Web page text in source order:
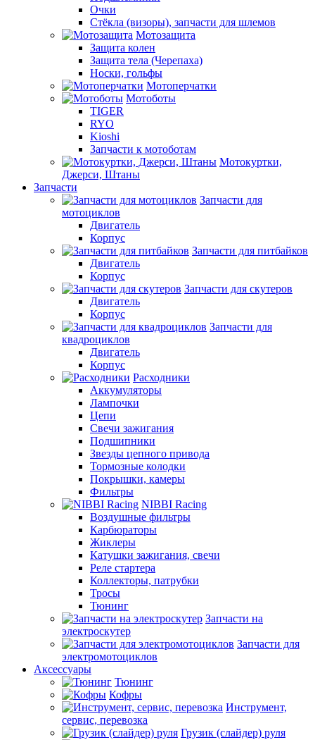
Очки
Стёкла (визоры), запчасти для шлемов
Мотозащита
Защита колен
Защита тела (Черепаха)
Носки, гольфы
Мотоперчатки
Мотоботы
TIGER
RYO
Kioshi
Запчасти к мотоботам
Мотокуртки,
Джерси, Штаны
Запчасти
Запчасти для
мотоциклов
Двигатель
Корпус
Запчасти для питбайков
Двигатель
Корпус
Запчасти для скутеров
Двигатель
Корпус
Запчасти для
квадроциклов
Двигатель
Корпус
Расходники
Аккумуляторы
Лампочки
Цепи
Свечи зажигания
Подшипники
Звезды цепного привода
Тормозные колодки
Покрышки, камеры
Фильтры
NIBBI Racing
Воздушные фильтры
Карбюраторы
Жиклеры
Катушки зажигания, свечи
Реле стартера
Коллекторы, патрубки
Тросы
Тюнинг
Запчасти на
электроскутер
Запчасти для
электромотоциклов
Аксессуары
Тюнинг
Кофры
Инструмент,
сервис, перевозка
Грузик (слайдер) руля